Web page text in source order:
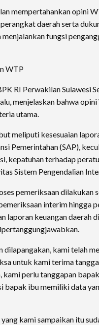
mempertahankan opini
daerah serta
fungsi
WTP
RI Perwakilan Sulawesi
menjelaskan bahwa
utama.
meliputi kesesuaian
Pemerintahan (SAP),
kepatuhan terhadap
Sistem Pengendalian
pemeriksaan dilakukan
interim hingga
laporan keuangan daerah
dilapangakan, kami telah
untuk kami terima
kami perlu tanggapan
bapak ibu memiliki data
kami sampaikan itu